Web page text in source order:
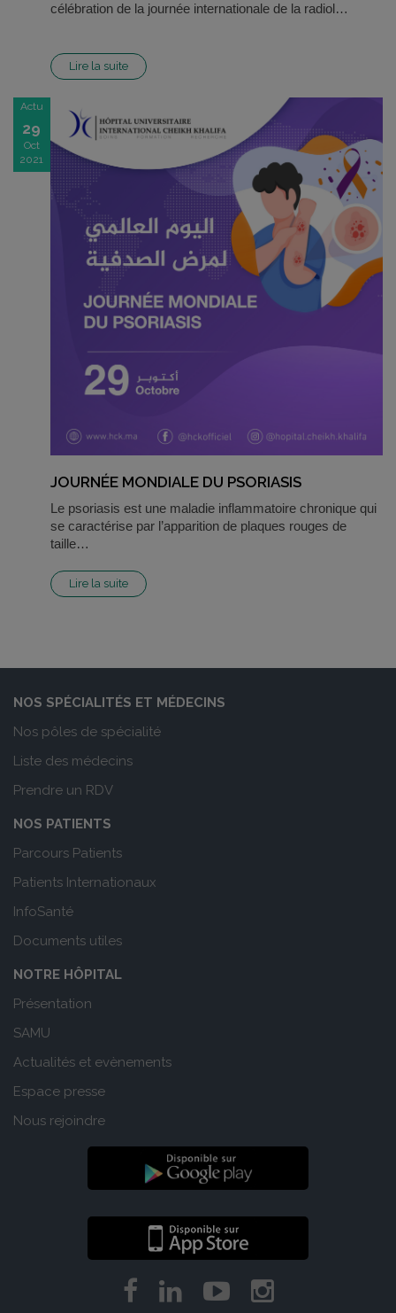
célébration de la journée internationale de la radiol…
Lire la suite
Actu
29
Oct
2021
JOURNÉE MONDIALE DU PSORIASIS
Le psoriasis est une maladie inflammatoire chronique qui
se caractérise par l’apparition de plaques rouges de
taille…
Lire la suite
NOS SPÉCIALITÉS ET MÉDECINS
Nos pôles de spécialité
Liste des médecins
Prendre un RDV
NOS PATIENTS
Parcours Patients
Patients Internationaux
InfoSanté
Documents utiles
NOTRE HÔPITAL
Présentation
SAMU
Actualités et evènements
Espace presse
Nous rejoindre